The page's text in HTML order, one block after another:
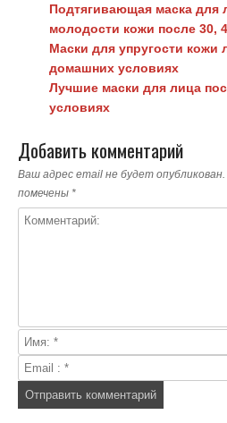
Подтягивающая маска для
молодости кожи после 30,
Маски для упругости
домашних условиях
Лучшие маски для лица
условиях
Добавить комментарий
Ваш адрес email не будет опубликован.
помечены *